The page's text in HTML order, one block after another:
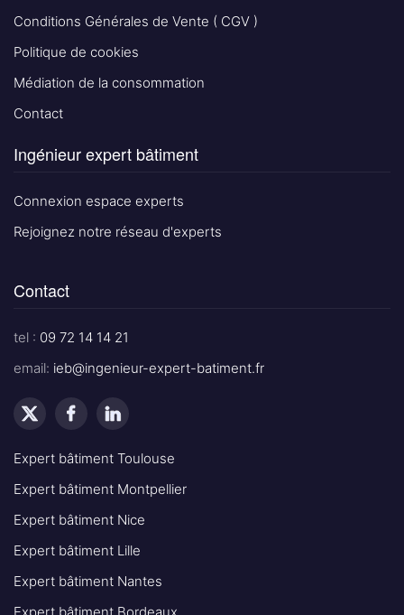
Conditions Générales de Vente ( CGV )
Politique de cookies
Médiation de la consommation
Contact
Ingénieur expert bâtiment
Connexion espace experts
Rejoignez notre réseau d'experts
Contact
tel : 09 72 14 14 21
email: ieb@ingenieur-expert-batiment.fr
Expert bâtiment Toulouse
Expert bâtiment Montpellier
Expert bâtiment Nice
Expert bâtiment Lille
Expert bâtiment Nantes